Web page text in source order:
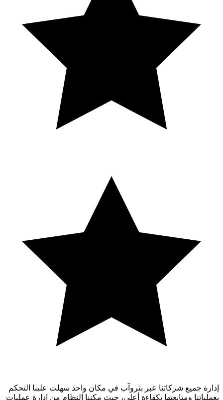
إدارة جميع شركاتنا عبر بتروآب في مكان واحد سهلت علينا التحكم
بعملياتنا ومتابعتها بكفاءة أعلى، حيث مكننا النظام من إدارة عمليات